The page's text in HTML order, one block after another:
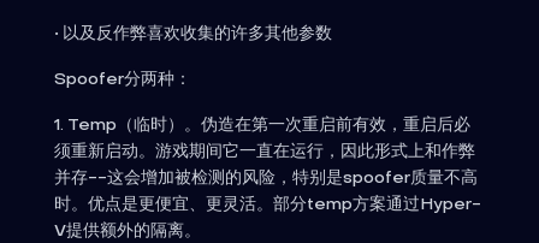
• 以及反作弊喜欢收集的许多其他参数
Spoofer分两种：
1. Temp（临时）。伪造在第一次重启前有效，重启后必
须重新启动。游戏期间它一直在运行，因此形式上和作弊
并存--这会增加被检测的风险，特别是spoofer质量不高
时。优点是更便宜、更灵活。部分temp方案通过Hyper-
V提供额外的隔离。